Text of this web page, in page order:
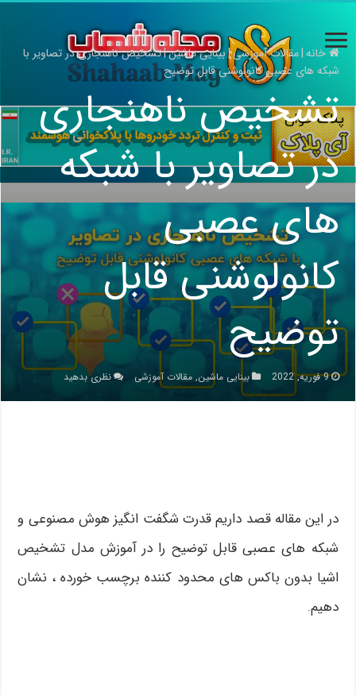
خانه|مقالات آموزشی|بینایی ماشین|تشخیص ناهنجاری در تصاویر با
شبکه های عصبی کانولوشنی قابل توضیح
تشخیص ناهنجاری
در تصاویر با شبکه
های عصبی
کانولوشنی قابل
توضیح
9 فوریه, 2022 بینایی ماشین,مقالات آموزشی نظری بدهید
در این مقاله قصد داریم قدرت شگفت انگیز هوش مصنوعی و
شبکه های عصبی قابل توضیح را در آموزش مدل تشخیص
اشیا بدون باکس های محدود کننده برچسب خورده ، نشان
دهیم.